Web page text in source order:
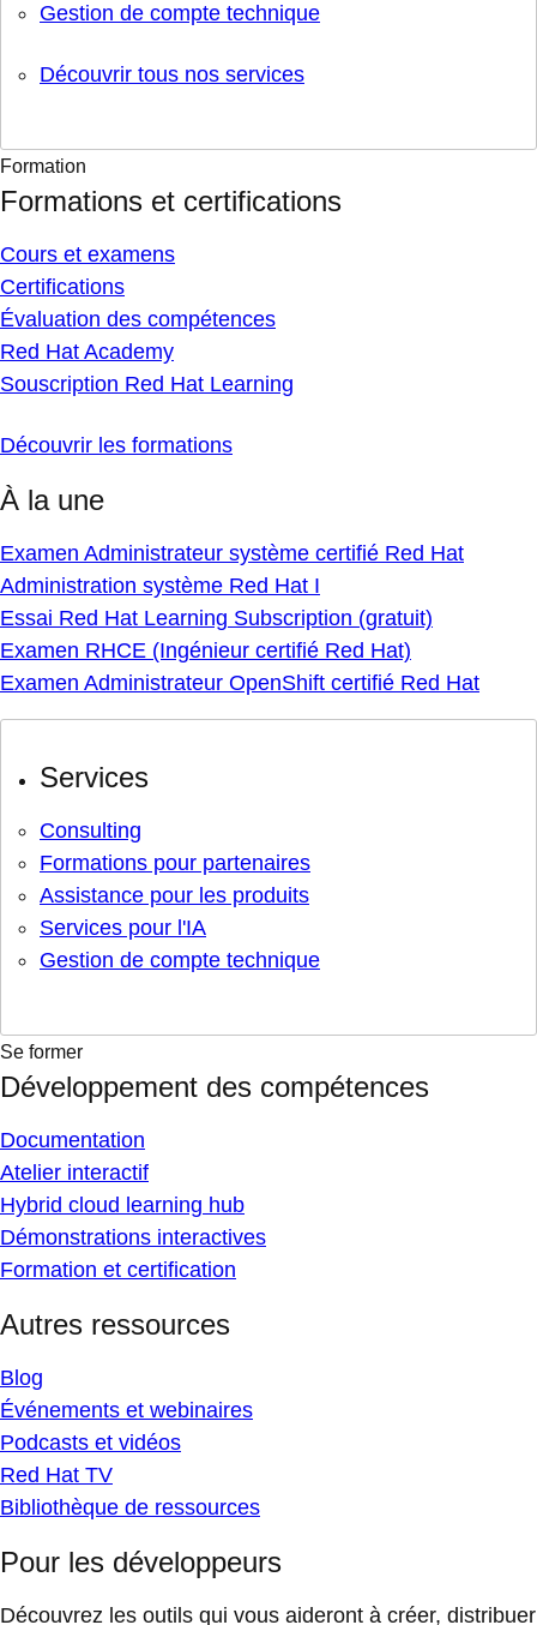
Gestion de compte technique
Découvrir tous nos services
Formation
Formations et certifications
Cours et examens
Certifications
Évaluation des compétences
Red Hat Academy
Souscription Red Hat Learning
Découvrir les formations
À la une
Examen Administrateur système certifié Red Hat
Administration système Red Hat I
Essai Red Hat Learning Subscription (gratuit)
Examen RHCE (Ingénieur certifié Red Hat)
Examen Administrateur OpenShift certifié Red Hat
Services
Consulting
Formations pour partenaires
Assistance pour les produits
Services pour l'IA
Gestion de compte technique
Se former
Développement des compétences
Documentation
Atelier interactif
Hybrid cloud learning hub
Démonstrations interactives
Formation et certification
Autres ressources
Blog
Événements et webinaires
Podcasts et vidéos
Red Hat TV
Bibliothèque de ressources
Pour les développeurs
Découvrez les outils qui vous aideront à créer, distribuer